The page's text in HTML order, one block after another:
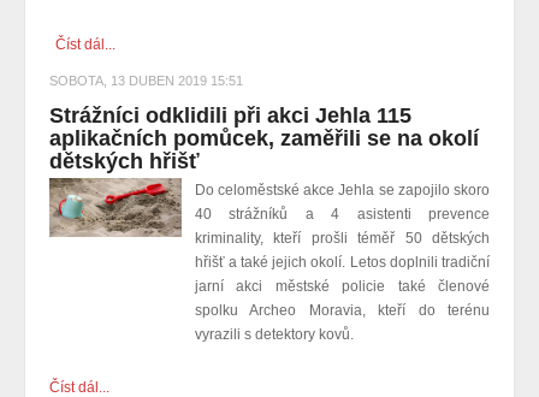
Číst dál...
SOBOTA, 13 DUBEN 2019 15:51
Strážníci odklidili při akci Jehla 115
aplikačních pomůcek, zaměřili se na okolí
dětských hřišť
Do celoměstské akce Jehla se zapojilo skoro
40 strážníků a 4 asistenti prevence
kriminality, kteří prošli téměř 50 dětských
hřišť a také jejich okolí. Letos doplnili tradiční
jarní akci městské policie také členové
spolku Archeo Moravia, kteří do terénu
vyrazili s detektory kovů.
Číst dál...